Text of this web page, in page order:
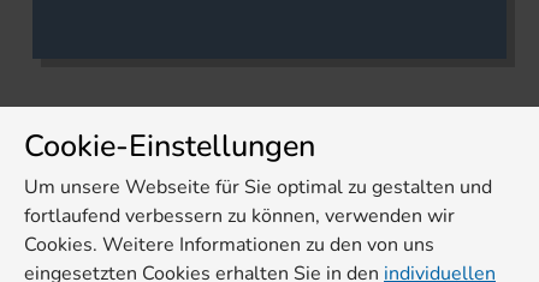
Cookie-Einstellungen
Um unsere Webseite für Sie optimal zu gestalten und
fortlaufend verbessern zu können, verwenden wir
Cookies. Weitere Informationen zu den von uns
eingesetzten Cookies erhalten Sie in den individuellen